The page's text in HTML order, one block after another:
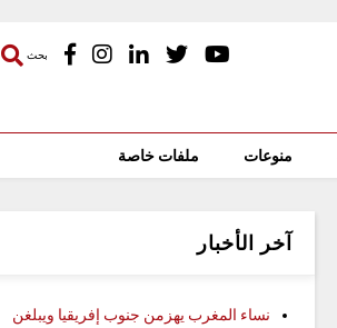
بحث
منوعات ملفات خاصة
آخر الأخبار
نساء المغرب يهزمن جنوب إفريقيا ويبلغن